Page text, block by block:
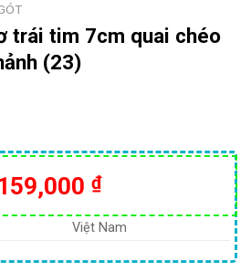
trái tim 7cm quai chéo
(23)
₫
Việt Nam